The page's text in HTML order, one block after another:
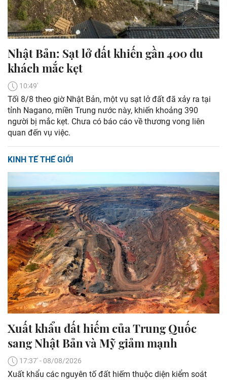
Nhật Bản: Sạt lở đất khiến gần 400 du
khách mắc kẹt
10:49'
Tối 8/8 theo giờ Nhật Bản, một vụ sạt lở đất đã xảy ra tại
tỉnh Nagano, miền Trung nước này, khiến khoảng 390
người bị mắc kẹt. Chưa có báo cáo về thương vong liên
quan đến vụ việc.
KINH TẾ THẾ GIỚI
Xuất khẩu đất hiếm của Trung Quốc
sang Nhật Bản và Mỹ giảm mạnh
17:37' - 08/08/2026
Xuất khẩu các nguyên tố đất hiếm thuộc diện kiểm soát